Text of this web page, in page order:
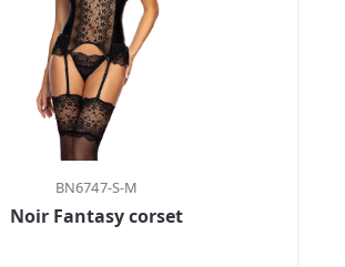
BN6747-S-M
Noir Fantasy corset